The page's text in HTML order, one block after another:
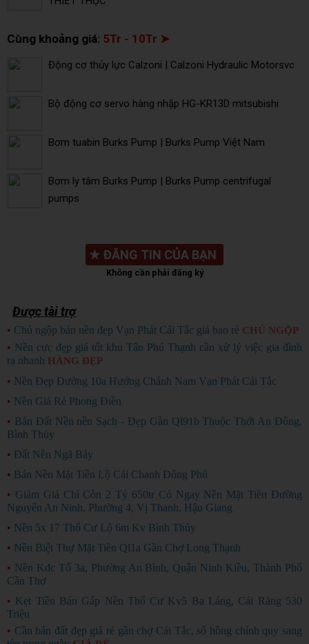
Cùng khoảng giá: 5Tr - 10Tr ➤
Động cơ thủy lực Calzoni | Calzoni Hydraulic Motorsvc
Bộ động cơ servo hàng nhập HG-KR13D mitsubishi
Bơm tuabin Burks Pump | Burks Pump Việt Nam
Bơm ly tâm Burks Pump | Burks Pump centrifugal
pumps
★ ĐĂNG TIN CỦA BẠN
Không cần phải đăng ký
Được tài trợ
• Chủ ngộp bán nền đẹp Vạn Phát Cái Tắc giá bao rẻ CHỦ NGỘP
• Nền cực đẹp giá tốt khu Tân Phú Thạnh cần xử lý việc gia đình
ra nhanh HÀNG ĐẸP
• Nền Đẹp Đường 10a Hướng Chánh Nam Vạn Phát Cái Tắc
• Nền Giá Rẻ Phong Điền
• Bán Đất Nền nền Sạch - Đẹp Gần Ql91b Thuộc Thới An Đông,
Bình Thủy
• Đất Nền Ngã Bảy
• Bán Nền Mặt Tiền Lộ Cái Chanh Đông Phú
• Giảm Giá Chỉ Còn 2 Tỷ 650tr Có Ngay Nền Mặt Tiền Đường
Nguyển An Ninh, Phường 4, Vị Thanh, Hậu Giang
• Nền 5x 17 Thổ Cư Lộ 6m Kv Bình Thủy
• Nền Biệt Thự Mặt Tiền Ql1a Gần Chợ Long Thạnh
• Nền Kdc Tổ 3a, Phường An Bình, Quận Ninh Kiều, Thành Phố
Cần Thơ
• Kẹt Tiền Bán Gấp Nền Thổ Cư Kv5 Ba Láng, Cái Răng 530
Triệu
• Cần bán đất đẹp giá rẻ gần chợ Cái Tắc, sổ hồng chính quy sang